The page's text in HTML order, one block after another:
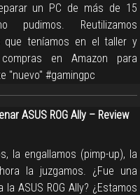
un PC de más de 15
Reutilizamos
que teníamos en el taller y
en Amazon para
"nuevo" #gamingpc
ASUS ROG Ally – Review
la engallamos (pimp-up), la
la juzgamos. ¿Fue una
la ASUS ROG Ally? ¿Estamos